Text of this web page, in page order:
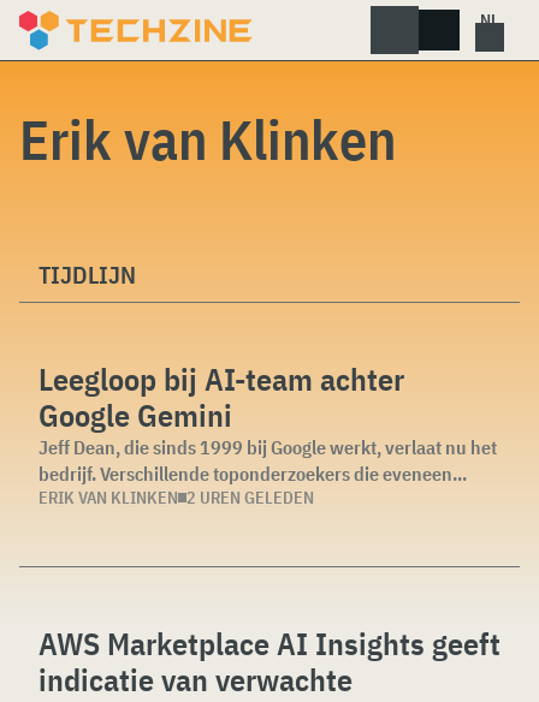
Skip
Erik van Klinken
TIJDLIJN
Leegloop bij AI-team achter
Google Gemini
Jeff Dean, die sinds 1999 bij Google werkt, verlaat nu het
bedrijf. Verschillende toponderzoekers die eveneen...
ERIK VAN KLINKEN 2 UREN GELEDEN
AWS Marketplace AI Insights geeft
indicatie van verwachte